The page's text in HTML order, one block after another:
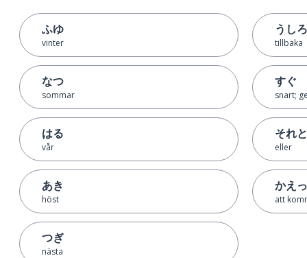
ふゆ
vinter
なつ
sommar
はる
vår
あき
höst
つぎ
nästa
うしろ
tillbaka
すぐ
snart;
それ
eller
かえ
att